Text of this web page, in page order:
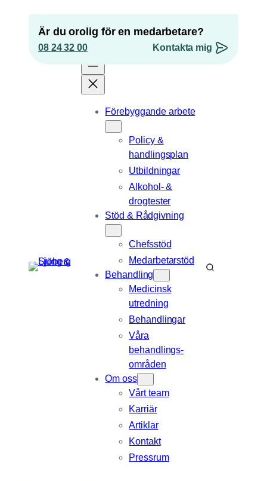
Är du orolig för en medarbetare?
08 24 32 00 Kontakta mig
” anger obligatoriska fält
Detta fält används för valideringsändamål och
ska lämnas oförändrat.
Förebyggande arbete
Policy &
handlingsplan
Utbildningar
Alkohol- &
drogtester
Stöd & Rådgivning
Chefsstöd
Medarbetarstöd
Behandling
Medicinsk
utredning
Behandlingar
Våra
behandlings­
områden
Om oss
Vårt team
Karriär
Artiklar
Kontakt
Pressrum